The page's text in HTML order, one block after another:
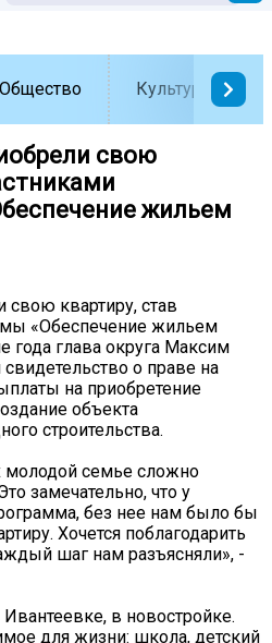
Общество Культура
свою
жильем
квартиру, став
«Обеспечение жильем
года глава округа Максим
о праве на
на приобретение
объекта
строительства.
молодой семье сложно
замечательно, что у
без нее нам было бы
Хочется поблагодарить
шаг нам разъясняли», -
в новостройке.
для жизни: школа, детский